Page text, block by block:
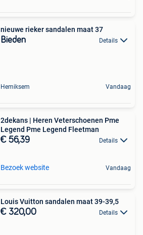
nieuwe rieker sandalen maat 37
Bieden Details
Hemiksem Vandaag
2dekans | Heren Veterschoenen Pme
Legend Pme Legend Fleetman
€ 56,39 Details
Bezoek website Vandaag
Louis Vuitton sandalen maat 39-39,5
€ 320,00 Details